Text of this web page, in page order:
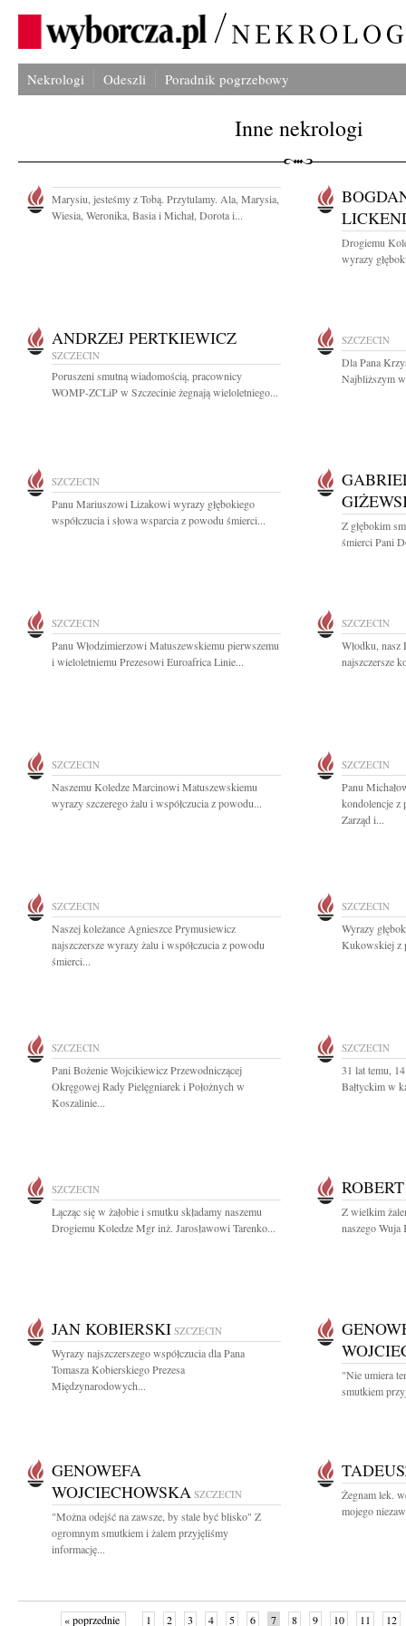
Nekrologi Odeszli Poradnik pogrzebowy
Inne nekrologi
Marysiu, jesteśmy z Tobą. Przytulamy. Ala, Marysia,
Wiesia, Weronika, Basia i Michał, Dorota i...
Drogiemu
wyrazy
ANDRZEJ PERTKIEWICZ
SZCZECIN
Poruszeni smutną wiadomością, pracownicy
WOMP-ZCLiP w Szczecinie żegnają wieloletniego...
SZCZECIN
Dla Pana
Najbliższym
SZCZECIN
Panu Mariuszowi Lizakowi wyrazy głębokiego
współczucia i słowa wsparcia z powodu śmierci...
Z głębokim
śmierci Pani
SZCZECIN
Panu Włodzimierzowi Matuszewskiemu pierwszemu
i wieloletniemu Prezesowi Euroafrica Linie...
SZCZECIN
Włodku,
najszczersze
SZCZECIN
Naszemu Koledze Marcinowi Matuszewskiemu
wyrazy szczerego żalu i współczucia z powodu...
SZCZECIN
Panu
kondolencje z
Zarząd i...
SZCZECIN
Naszej koleżance Agnieszce Prymusiewicz
najszczersze wyrazy żalu i współczucia z powodu
śmierci...
SZCZECIN
Wyrazy
Kukowskiej z
SZCZECIN
Pani Bożenie Wojcikiewicz Przewodniczącej
Okręgowej Rady Pielęgniarek i Położnych w
Koszalinie...
SZCZECIN
31 lat temu,
Bałtyckim w
SZCZECIN
Łącząc się w żałobie i smutku składamy naszemu
Drogiemu Koledze Mgr inż. Jarosławowi Tarenko...
Z wielkim
naszego
JAN KOBIERSKI SZCZECIN
Wyrazy najszczerszego współczucia dla Pana
Tomasza Kobierskiego Prezesa
Międzynarodowych...
"Nie umiera
smutkiem
GENOWEFA
WOJCIECHOWSKA SZCZECIN
"Można odejść na zawsze, by stale być blisko" Z
ogromnym smutkiem i żalem przyjęliśmy
informację...
Żegnam lek.
mojego
« poprzednie 1 2 3 4 5 6 7 8 9 10 11 12